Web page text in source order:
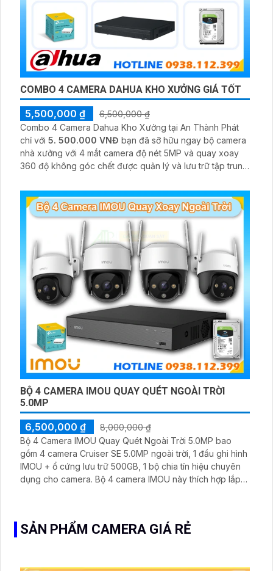
COMBO 4 CAMERA DAHUA KHO XƯỞNG GIÁ TỐT
5,500,000 ₫
6,500,000 ₫
Combo 4 Camera Dahua Kho Xưởng tại An Thành Phát
chỉ với 5. 500.000 VNĐ bạn đã sỡ hữu ngay bộ camera
nhà xưởng với 4 mắt camera độ nét 5MP và quay xoay
360 độ không góc chết được quản lý và lưu trữ tập trung
BỘ 4 CAMERA IMOU QUAY QUÉT NGOÀI TRỜI
5.0MP
6,500,000 ₫
8,000,000 ₫
Bộ 4 Camera IMOU Quay Quét Ngoài Trời 5.0MP bao
gồm 4 camera Cruiser SE 5.0MP ngoài trời, 1 đầu ghi hình
IMOU + ổ cứng lưu trữ 500GB, 1 bộ chia tín hiệu chuyên
dụng cho camera. Bộ 4 camera IMOU này thích hợp lắp
SẢN PHẨM CAMERA GIÁ RẺ